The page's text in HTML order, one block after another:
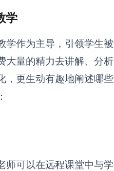
学
学作为主导，引领学生
大量的精力去讲解、分
，更生动有趣地阐述哪
师可以在远程课堂中与